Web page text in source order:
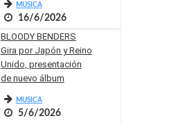
MUSICA
16/6/2026
BLOODY BENDERS
Gira por Japón y Reino
Unido, presentación
de nuevo álbum
MUSICA
5/6/2026